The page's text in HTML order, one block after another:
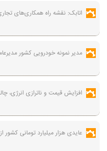
اتابک: نقشه راه همکاری‌های
مدیر نمونه خودرویی کشور
افزایش قیمت و ناترازی انرژی،
عایدی هزار میلیارد تومانی کشور